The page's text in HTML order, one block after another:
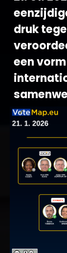
druk
een